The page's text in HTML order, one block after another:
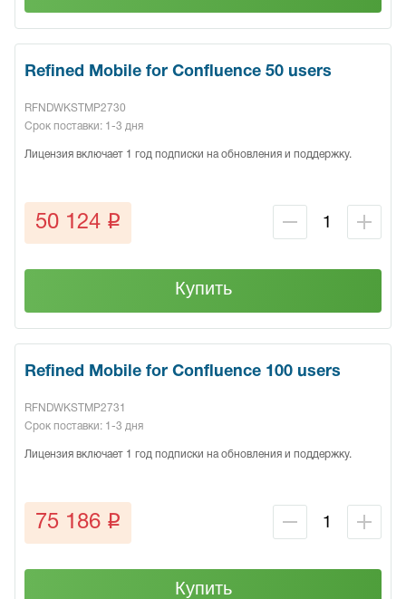
Refined Mobile for Confluence 50 users
RFNDWKSTMP2730
Срок поставки: 1-3 дня
Лицензия включает 1 год подписки на обновления и поддержку.
50 124 q
Купить
Refined Mobile for Confluence 100 users
RFNDWKSTMP2731
Срок поставки: 1-3 дня
Лицензия включает 1 год подписки на обновления и поддержку.
75 186 q
Купить